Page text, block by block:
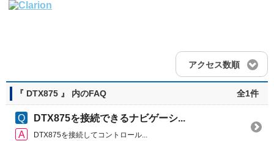
アクセス数順
『 DTX875 』 内のFAQ 全1件
DTX875を接続できるナビゲーシ...
DTX875を接続してコントロール...